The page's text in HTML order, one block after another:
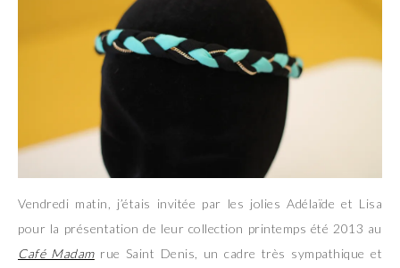
Vendredi matin, j’étais invitée par les jolies Adélaïde et Lisa
pour la présentation de leur collection printemps été 2013 au
Café Madamrue Saint Denis, un cadre très sympathique et